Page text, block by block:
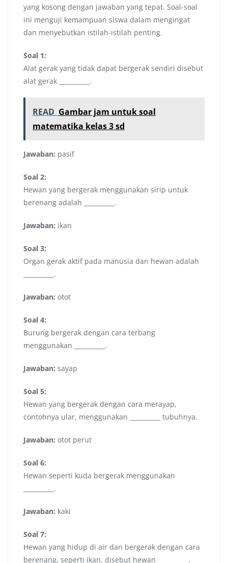
yang kosong dengan jawaban yang tepat. Soal-soal
ini menguji kemampuan siswa dalam mengingat
dan menyebutkan istilah-istilah penting.
Soal 1:
Alat gerak yang tidak dapat bergerak sendiri disebut
alat gerak __________.
READ Gambar jam untuk soal
matematika kelas 3 sd
Jawaban: pasif
Soal 2:
Hewan yang bergerak menggunakan sirip untuk
berenang adalah __________.
Jawaban: ikan
Soal 3:
Organ gerak aktif pada manusia dan hewan adalah
__________.
Jawaban: otot
Soal 4:
Burung bergerak dengan cara terbang
menggunakan __________.
Jawaban: sayap
Soal 5:
Hewan yang bergerak dengan cara merayap,
contohnya ular, menggunakan __________ tubuhnya.
Jawaban: otot perut
Soal 6:
Hewan seperti kuda bergerak menggunakan
__________.
Jawaban: kaki
Soal 7:
Hewan yang hidup di air dan bergerak dengan cara
berenang, seperti ikan, disebut hewan __________.